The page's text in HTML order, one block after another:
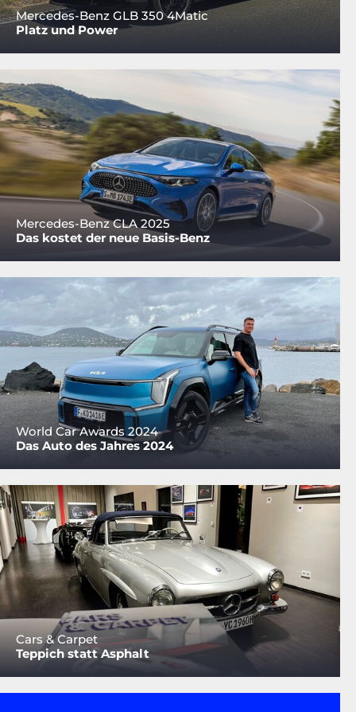
Mercedes-Benz GLB 350 4Matic
Platz und Power
Mercedes-Benz CLA 2025
Das kostet der neue Basis-Benz
World Car Awards 2024
Das Auto des Jahres 2024
Cars & Carpet
Teppich statt Asphalt